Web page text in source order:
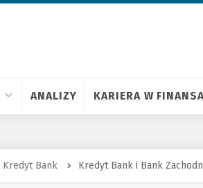
ANALIZY KARIERA W
Kredyt Bank Kredyt Bank i Bank